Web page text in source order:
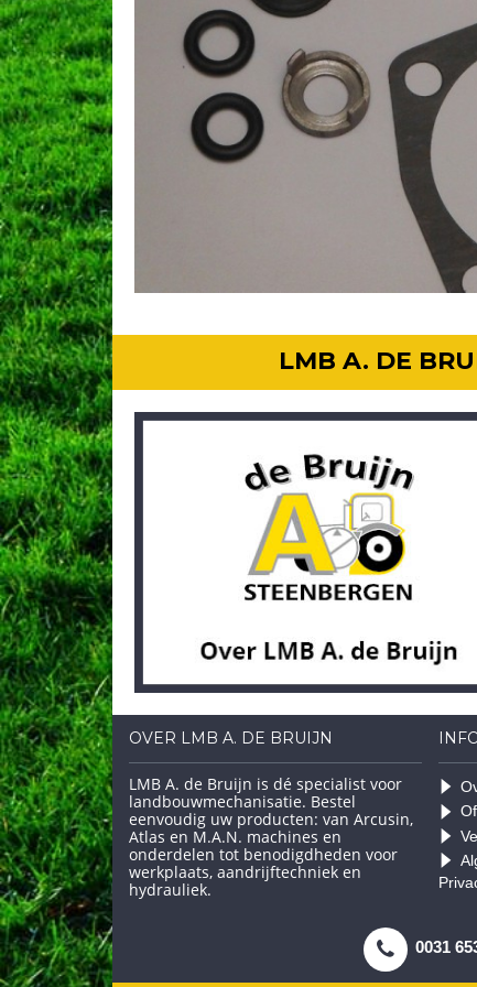
LMB A. DE
OVER LMB A. DE BRUIJN
LMB A. de Bruijn is dé specialist voor
landbouwmechanisatie. Bestel
eenvoudig uw producten: van Arcusin,
Atlas en M.A.N. machines en
onderdelen tot benodigdheden voor
werkplaats, aandrijftechniek en
hydrauliek.
0031